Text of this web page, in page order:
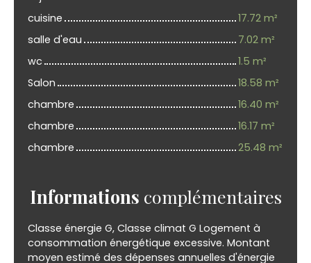
cuisine
17.72 m²
salle d'eau
7.02 m²
wc
1.5 m²
Salon
18.58 m²
chambre
16.40 m²
chambre
16.17 m²
chambre
25.48 m²
Informations complémentaires
Classe énergie G, Classe climat G Logement à
consommation énergétique excessive. Montant
moyen estimé des dépenses annuelles d'énergie